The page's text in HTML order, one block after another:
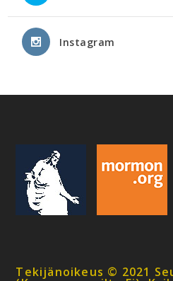
Instagram
Tekijänoikeus © 2021